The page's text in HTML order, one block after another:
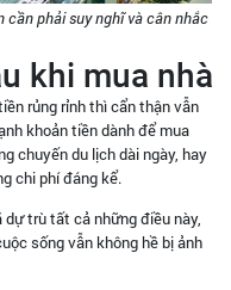
cần phải suy nghĩ và cân nhắc
khi mua nhà
rủng rỉnh thì cẩn thận vẫn
khoản tiền dành để mua
chuyến du lịch dài ngày, hay
chi phí đáng kể.
dự trù tất cả những điều này,
sống vẫn không hề bị ảnh